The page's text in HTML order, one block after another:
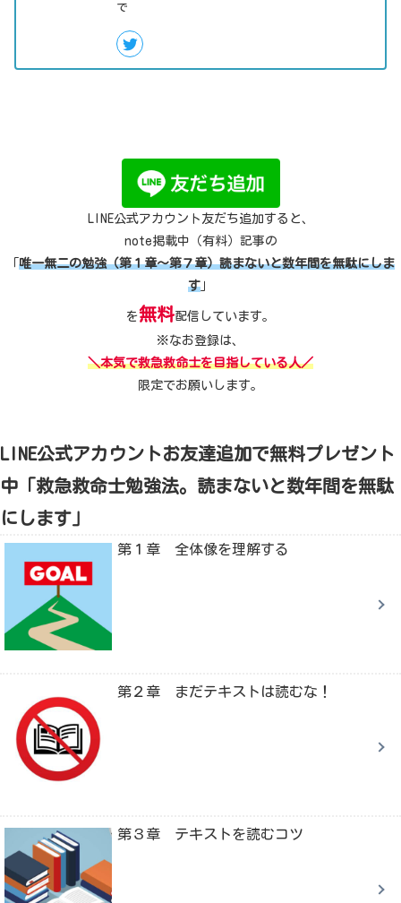
で
LINE公式アカウント友だち追加すると、
note掲載中（有料）記事の
唯一無二の勉強（第１章～第７章）読まないと数年間を無駄にしま
す
を無料配信しています。
※なお登録は、
＼本気で救急救命士を目指している人／
限定でお願いします。
LINE公式アカウントお友達追加で無料プレゼント
中「救急救命士勉強法。読まないと数年間を無駄
にします」
第１章 全体像を理解する
第２章 まだテキストは読むな！
第３章 テキストを読むコツ